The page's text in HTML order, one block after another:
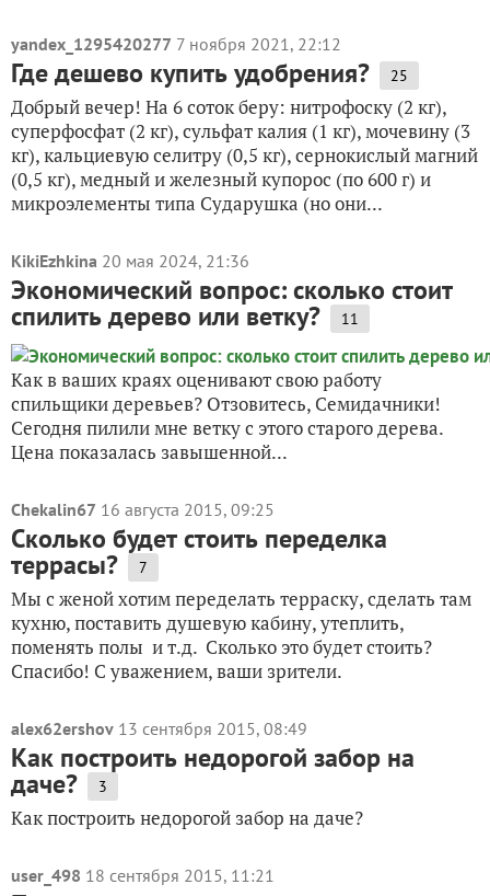
yandex_1295420277 7 ноября 2021, 22:12
Где дешево купить удобрения? 25
Добрый вечер! На 6 соток беру: нитрофоску (2 кг),
суперфосфат (2 кг), сульфат калия (1 кг), мочевину (3
кг), кальциевую селитру (0,5 кг), сернокислый магний
(0,5 кг), медный и железный купорос (по 600 г) и
микроэлементы типа Сударушка (но они...
KikiEzhkina 20 мая 2024, 21:36
Экономический вопрос: сколько стоит
спилить дерево или ветку? 11
Как в ваших краях оценивают свою работу
спильщики деревьев? Отзовитесь, Семидачники!
Сегодня пилили мне ветку с этого старого дерева.
Цена показалась завышенной...
Chekalin67 16 августа 2015, 09:25
Сколько будет стоить переделка
террасы? 7
Мы с женой хотим переделать терраску, сделать там
кухню, поставить душевую кабину, утеплить,
поменять полы и т.д. Сколько это будет стоить?
Спасибо! С уважением, ваши зрители.
alex62ershov 13 сентября 2015, 08:49
Как построить недорогой забор на
даче? 3
Как построить недорогой забор на даче?
user_498 18 сентября 2015, 11:21